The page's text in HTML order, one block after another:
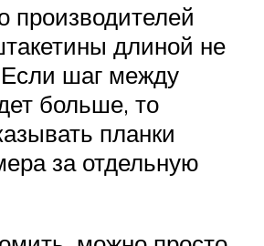
производителей
длиной не
шаг между
больше, то
планки
за отдельную